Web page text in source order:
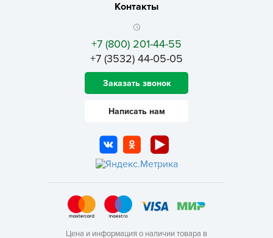
Контакты
+7 (800) 201-44-55
+7 (3532) 44-05-05
Заказать звонок
Написать нам
Цена и информация о наличии товара в